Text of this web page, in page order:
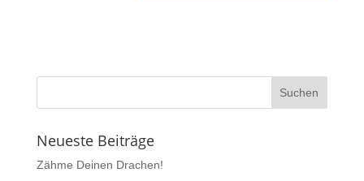
Neueste Beiträge
Zähme Deinen Drachen!